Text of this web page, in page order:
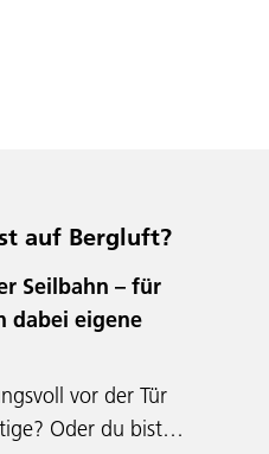
auf Bergluft?
Seilbahn – für
dabei eigene
vor der Tür
Oder du bist…